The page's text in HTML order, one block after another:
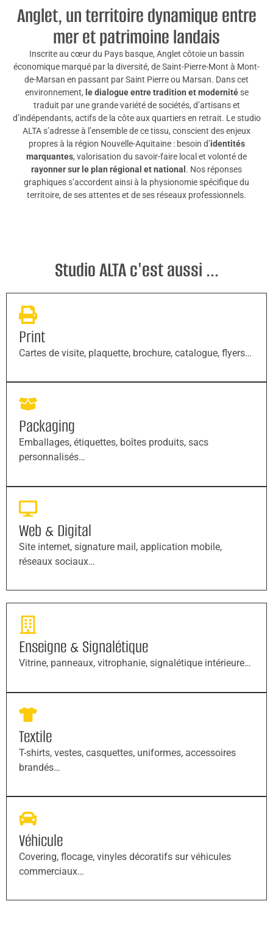
Anglet, un territoire dynamique entre
mer et patrimoine landais
Inscrite au cœur du Pays basque, Anglet côtoie un bassin
économique marqué par la diversité, de Saint-Pierre-Mont à Mont-
de-Marsan en passant par Saint Pierre ou Marsan. Dans cet
environnement, le dialogue entre tradition et modernitése
traduit par une grande variété de sociétés, d’artisans et
d’indépendants, actifs de la côte aux quartiers en retrait. Le studio
ALTA s’adresse à l’ensemble de ce tissu, conscient des enjeux
propres à la région Nouvelle-Aquitaine : besoin d’identités
marquantes, valorisation du savoir-faire local et volonté de
rayonner sur le plan régional et national . Nos réponses
graphiques s’accordent ainsi à la physionomie spécifique du
territoire, de ses attentes et de ses réseaux professionnels.
Studio ALTA c'est aussi ...
Print
Cartes de visite, plaquette, brochure, catalogue, flyers…
Packaging
Emballages, étiquettes, boîtes produits, sacs
personnalisés…
Web & Digital
Site internet, signature mail, application mobile,
réseaux sociaux…
Enseigne & Signalétique
Vitrine, panneaux, vitrophanie, signalétique intérieure…
Textile
T-shirts, vestes, casquettes, uniformes, accessoires
brandés…
Véhicule
Covering, flocage, vinyles décoratifs sur véhicules
commerciaux…